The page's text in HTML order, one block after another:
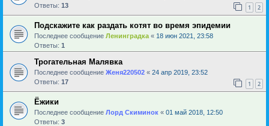
Ответы: 13 1 2
Подскажите как раздать котят во время эпидемии
Последнее сообщение Ленинградка « 18 июн 2021, 23:58
Ответы: 1
Трогательная Малявка
Последнее сообщение Женя220502 « 24 апр 2019, 23:52
Ответы: 17 1 2
Ёжики
Последнее сообщение Лорд Скиминок « 01 май 2018, 12:50
Ответы: 3